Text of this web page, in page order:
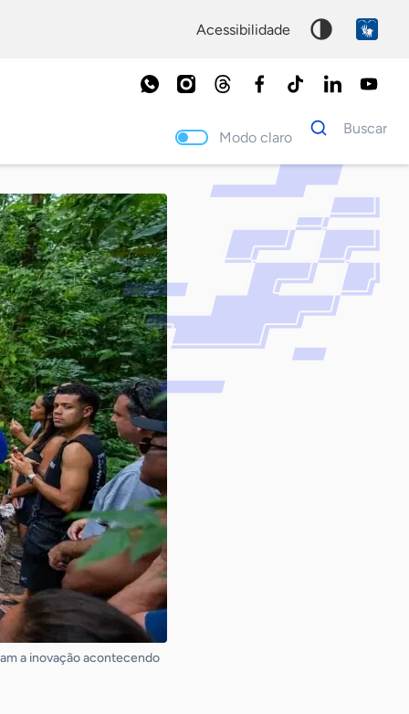
acessibilidade
Modo claro
Dados
para
Buscar
Palavra
chave
a inovação acontecendo